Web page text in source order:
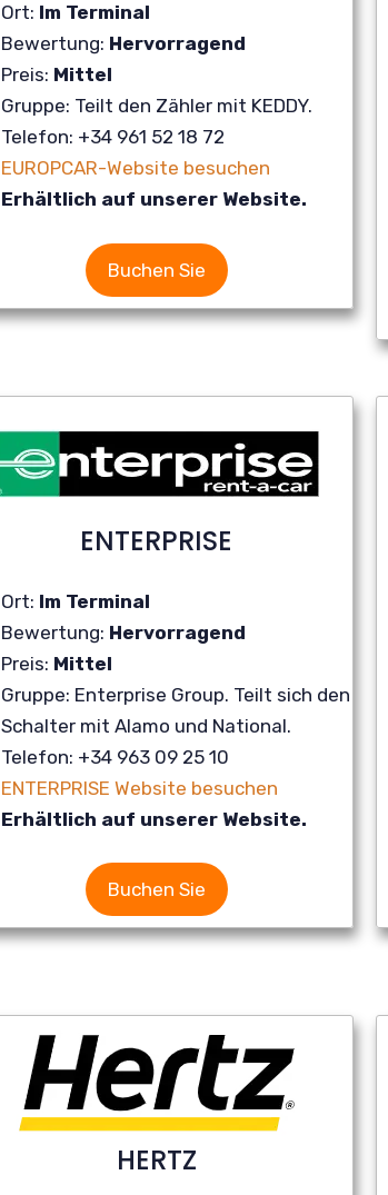
Ort: Im Terminal
Bewertung: Hervorragend
Preis: Mittel
Gruppe: Teilt den Zähler mit KEDDY.
Telefon: +34 961 52 18 72
EUROPCAR-Website besuchen
Erhältlich auf unserer Website.
Buchen Sie
ENTERPRISE
Ort: Im Terminal
Bewertung: Hervorragend
Preis: Mittel
Gruppe: Enterprise Group. Teilt sich den
Schalter mit Alamo und National.
Telefon: +34 963 09 25 10
ENTERPRISE Website besuchen
Erhältlich auf unserer Website.
Buchen Sie
HERTZ